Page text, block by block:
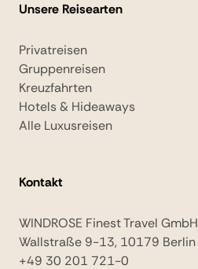
Unsere Reisearten
Privatreisen
Gruppenreisen
Kreuzfahrten
Hotels & Hideaways
Alle Luxusreisen
Kontakt
WINDROSE Finest Travel GmbH
Wallstraße 9-13, 10179 Berlin
+49 30 201 721-0